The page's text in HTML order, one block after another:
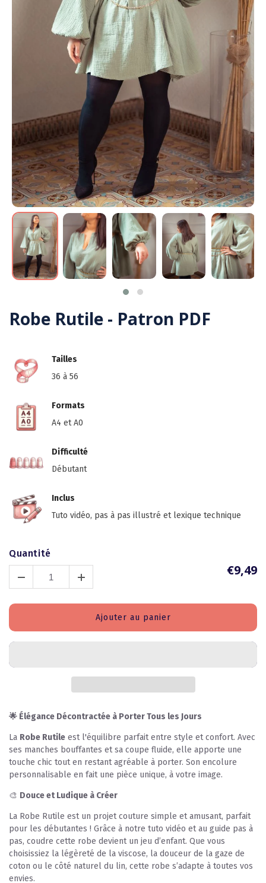
Robe Rutile - Patron PDF
Tailles
36 à 56
Formats
A4 et A0
Difficulté
Débutant
Inclus
Tuto vidéo, pas à pas illustré et lexique technique
Quantité
€9,49
Ajouter au panier
🌟 Élégance Décontractée à Porter Tous les Jours
La Robe Rutile est l'équilibre parfait entre style et confort. Avec
ses manches bouffantes et sa coupe fluide, elle apporte une
touche chic tout en restant agréable à porter. Son encolure
personnalisable en fait une pièce unique, à votre image.
🎨 Douce et Ludique à Créer
La Robe Rutile est un projet couture simple et amusant, parfait
pour les débutantes ! Grâce à notre tuto vidéo et au guide pas à
pas, coudre cette robe devient un jeu d’enfant. Que vous
choisissiez la légèreté de la viscose, la douceur de la gaze de
coton ou le côté naturel du lin, cette robe s’adapte à toutes vos
envies.